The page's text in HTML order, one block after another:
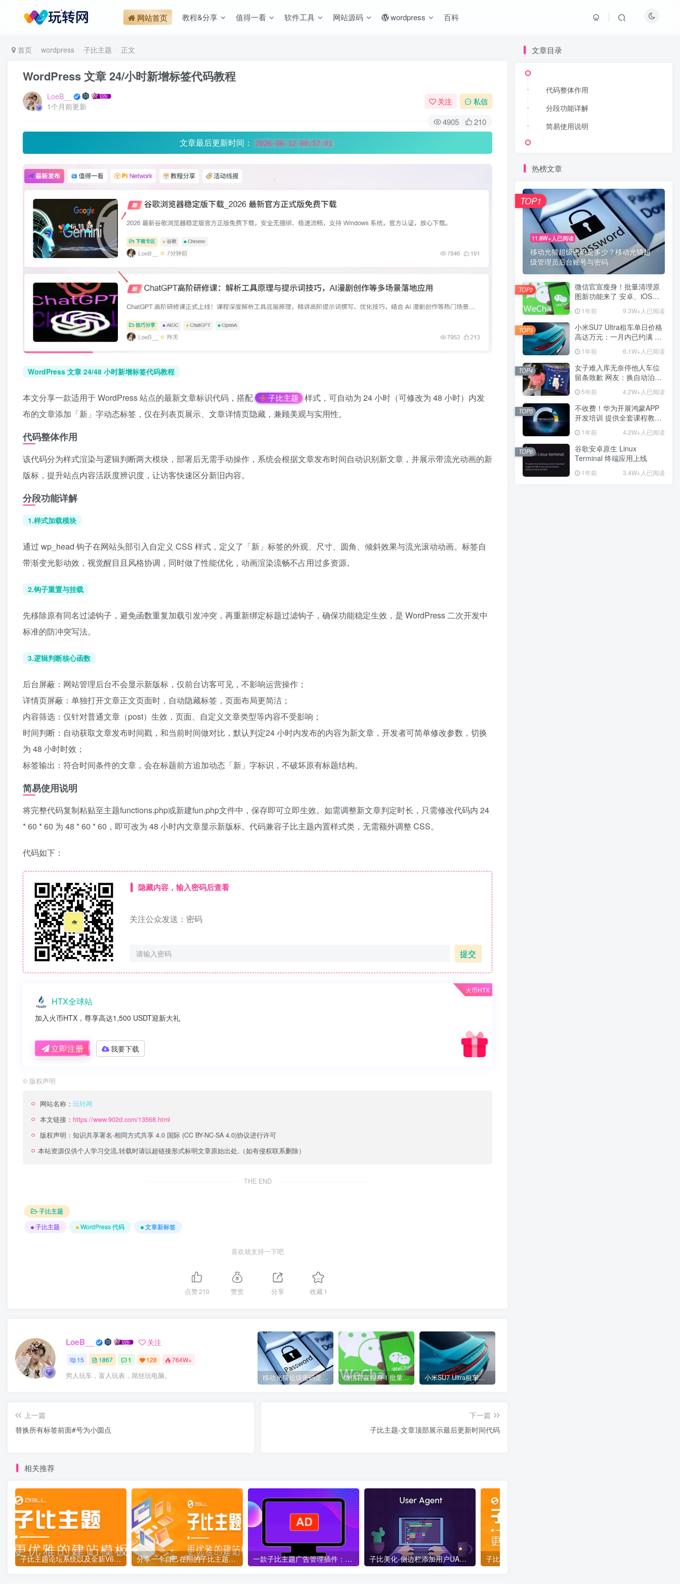
网站首页 教程&分享 值得一看 软件工具 网站源码 wordpress 百科
首页 wordpress 子比主题 正文
WordPress 文章 24/小时新增标签代码教程
LoeB__
1个月前更新
关注 私信
4905 210
文章最后更新时间： 2026-06-12 00:57:01
WordPress 文章 24/48 小时新增标签代码教程
本文分享一款适用于 WordPress 站点的最新文章标识代码，搭配 子比主题
样式，可自动为 24 小时（可修改为 48 小时）内发
布的文章添加「新」字动态标签，仅在列表页展示、文章详情页隐藏，兼顾美观与实用性。
代码整体作用
该代码分为样式渲染与逻辑判断两大模块，部署后无需手动操作，系统会根据文章发布时间自动识别新文章，并展示带流光动画的新
版标，提升站点内容活跃度辨识度，让访客快速区分新旧内容。
分段功能详解
1.样式加载模块
通过 wp_head 钩子在网站头部引入自定义 CSS 样式，定义了「新」标签的外观、尺寸、圆角、倾斜效果与流光滚动动画。标签自
带渐变光影动效，视觉醒目且风格协调，同时做了性能优化，动画渲染流畅不占用过多资源。
2.钩子重置与挂载
先移除原有同名过滤钩子，避免函数重复加载引发冲突，再重新绑定标题过滤钩子，确保功能稳定生效，是 WordPress 二次开发中
标准的防冲突写法。
3.逻辑判断核心函数
后台屏蔽：网站管理后台不会显示新版标，仅前台访客可见，不影响运营操作；
详情页屏蔽：单独打开文章正文页面时，自动隐藏标签，页面布局更简洁；
内容筛选：仅针对普通文章（post）生效，页面、自定义文章类型等内容不受影响；
时间判断：自动获取文章发布时间戳，和当前时间做对比，默认判定24 小时内发布的内容为新文章，开发者可简单修改参数，切换
为 48 小时时效；
标签输出：符合时间条件的文章，会在标题前方追加动态「新」字标识，不破坏原有标题结构。
简易使用说明
将完整代码复制粘贴至主题functions.php或新建fun.php文件中，保存即可立即生效。如需调整新文章判定时长，只需修改代码内 24
* 60 * 60 为 48 * 60 * 60，即可改为 48 小时内文章显示新版标。代码兼容子比主题内置样式类，无需额外调整 CSS。
代码如下：
隐藏内容，输入密码后查看
关注公众发送：密码
提交
火币HTX
HTX全球站
加入火币HTX，尊享高达1,500 USDT迎新大礼
立即注册 我要下载
© 版权声明
网站名称： 玩转网
本文链接： https://www.902d.com/13568.html
版权声明： 知识共享署名-相同方式共享 4.0 国际 (CC BY-NC-SA 4.0)协议进行许可
本站资源仅供个人学习交流,转载时请以超链接形式标明文章原始出处,（如有侵权联系删除）
THE END
子比主题
子比主题
WordPress 代码 文章新标签
喜欢就支持一下吧
点赞210 赞赏 分享 收藏1
LoeB__ 关注
15 1867 1 128 764W+
穷人玩车，富人玩表，屌丝玩电脑。 移动光猫超级密码是多少？移动光猫超级管理员后台账号与密码 微信官宣瘦身！批量清理原图新功能来了 安卓、iOS均可使用 小米SU7 Ultra租车单日价格高达万元：一月内已约满 预计一年回本
上一篇
替换所有标签前面#号为小圆点
下一篇
子比主题-文章顶部展示最后更新时间代码
相关推荐
子比主题论坛系统以及全新V6开发进度汇报[更新预告] 分享一个自己在用的子比主题推广插件小工具 一款子比主题广告管理插件：功能解析与使用指南 子比美化-侧边栏添加用户UA信息
文章目录
代码整体作用
分段功能详解
简易使用说明
热榜文章
11.8W+人已阅读
移动光猫超级密码是多少？移动光猫超
级管理员后台账号与密码
TOP1
微信官宣瘦身！批量清理原
图新功能来了 安卓、iOS均
1年前 9.3W+人已阅读
TOP2
小米SU7 Ultra租车单日价格
高达万元：一月内已约满 预
1年前 6.1W+人已阅读
TOP3
女子难入库无奈停他人车位
留条致歉 网友：换自动泊车
5年前 4.2W+人已阅读
TOP4
不收费！华为开展鸿蒙APP
开发培训 提供全套课程教学
1年前 4.2W+人已阅读
TOP5
谷歌安卓原生 Linux
Terminal 终端应用上线
1年前 3.4W+人已阅读
TOP6
文章目录
代码整体作用
分段功能详解
简易使用说明
热榜文章
11.8W+人已阅读
移动光猫超级密码是多少？移动光猫超
级管理员后台账号与密码
TOP1
微信官宣瘦身！批量清理原
图新功能来了 安卓、iOS均
1年前 9.3W+人已阅读
TOP2
小米SU7 Ultra租车单日价格
高达万元：一月内已约满 预
1年前 6.1W+人已阅读
TOP3
女子难入库无奈停他人车位
留条致歉 网友：换自动泊车
5年前 4.2W+人已阅读
TOP4
不收费！华为开展鸿蒙APP
开发培训 提供全套课程教学
1年前 4.2W+人已阅读
TOP5
谷歌安卓原生 Linux
Terminal 终端应用上线
1年前 3.4W+人已阅读
TOP6